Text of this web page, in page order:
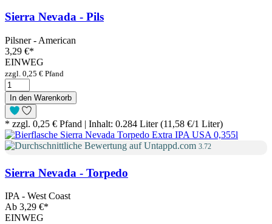
Sierra Nevada - Pils
Pilsner - American
3,29 €*
EINWEG
zzgl. 0,25 € Pfand
In den Warenkorb
* zzgl. 0,25 € Pfand | Inhalt: 0.284 Liter (11,58 €/1 Liter)
3.72
Sierra Nevada - Torpedo
IPA - West Coast
Ab 3,29 €*
EINWEG